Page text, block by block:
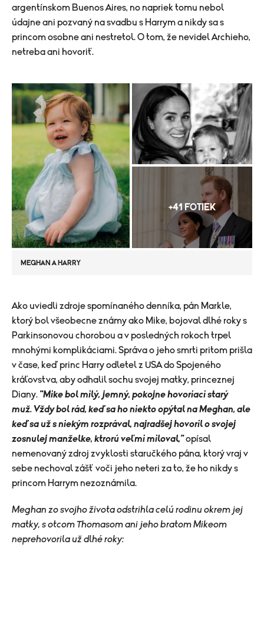
argentínskom Buenos Aires, no napriek tomu nebol
údajne ani pozvaný na svadbu s Harrym a nikdy sa s
princom osobne ani nestretol. O tom, že nevidel Archieho,
netreba ani hovoriť.
+41 FOTIEK
MEGHAN A HARRY
Ako uviedli zdroje spomínaného denníka, pán Markle,
ktorý bol všeobecne známy ako Mike, bojoval dlhé roky s
Parkinsonovou chorobou a v posledných rokoch trpel
mnohými komplikáciami. Správa o jeho smrti pritom prišla
v čase, keď princ Harry odletel z USA do Spojeného
kráľovstva, aby odhalil sochu svojej matky, princeznej
Diany. "Mike bol milý, jemný, pokojne hovoriaci starý
muž. Vždy bol rád, keď sa ho niekto opýtal na Meghan, ale
keď sa už s niekým rozprával, najradšej hovoril o svojej
zosnulej manželke, ktrorú veľmi miloval,"opísal
nemenovaný zdroj zvyklosti staručkého pána, ktorý vraj v
sebe nechoval zášť voči jeho neteri za to, že ho nikdy s
princom Harrym nezoznámila.
Meghan zo svojho života odstrihla celú rodinu okrem jej
matky, s otcom Thomasom ani jeho bratom Mikeom
neprehovorila už dlhé roky: